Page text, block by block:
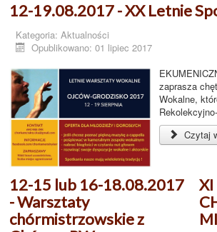
12-19.08.2017 - XX Letnie
Kategoria:Aktualności
Opublikowano: 01 lipiec 2017
zaprasza
Wokalne,
Czytaj
12-15 lub 16-18.08.2017
- Warsztaty
chórmistrzowskie z
XI